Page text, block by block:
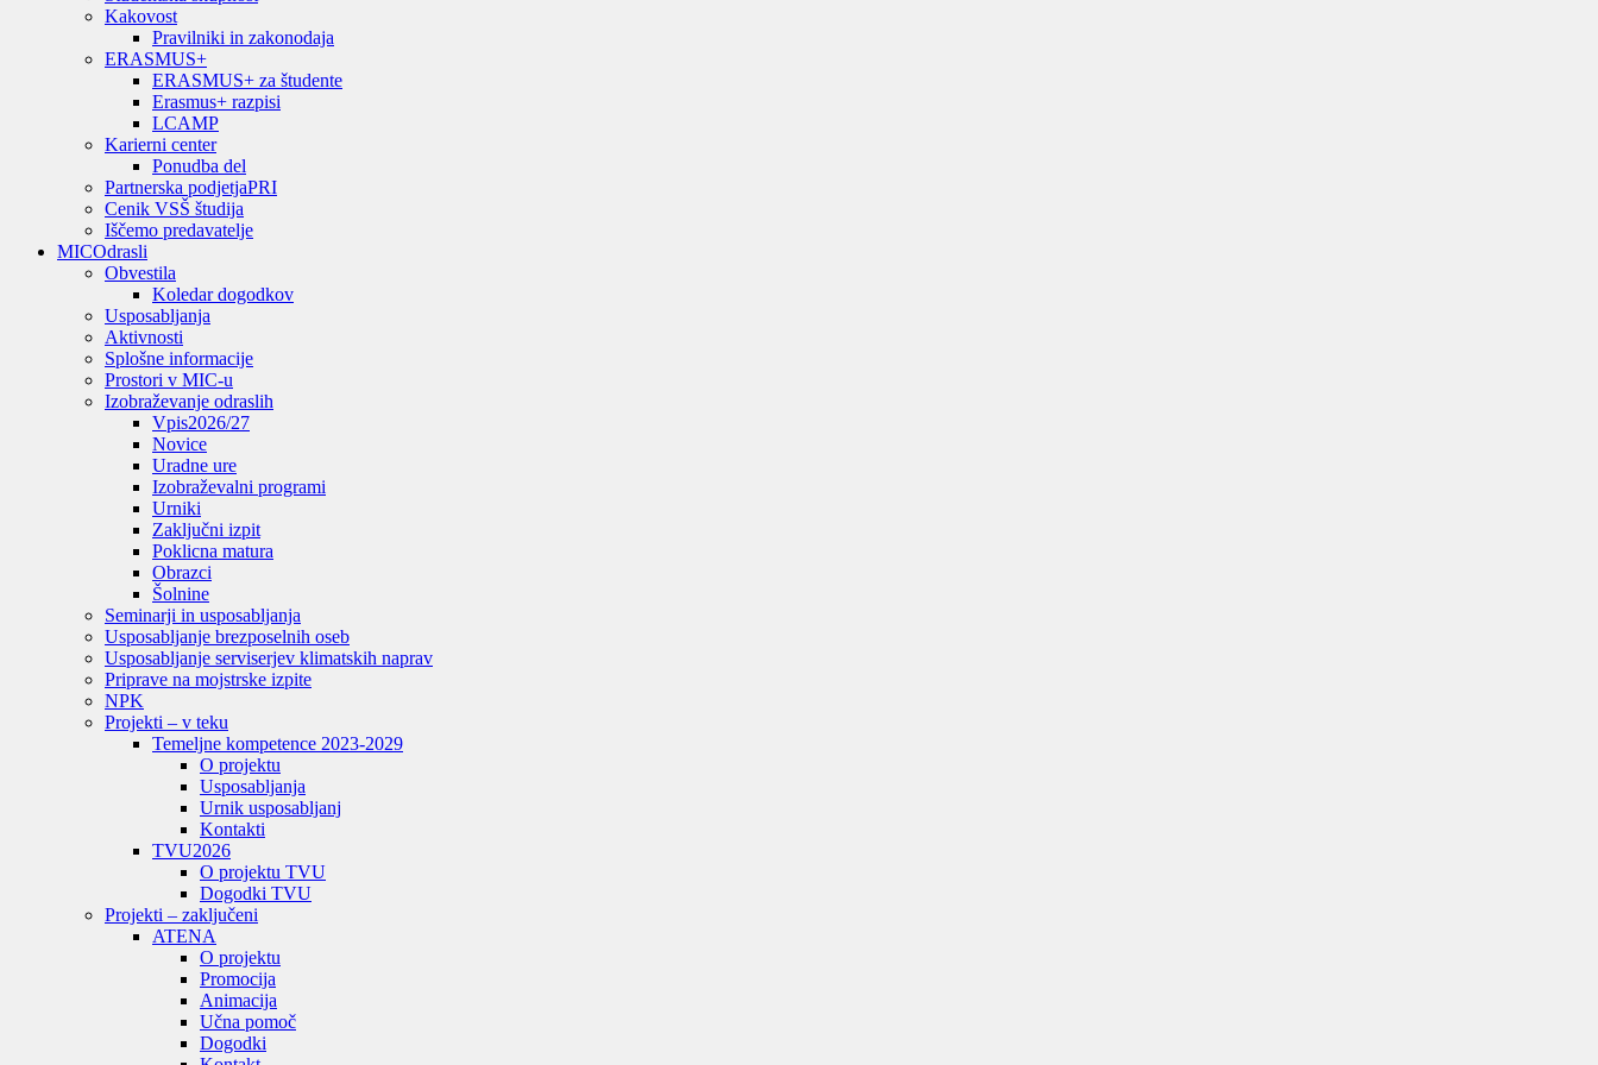
Kakovost
Pravilniki in zakonodaja
ERASMUS+
ERASMUS+ za študente
Erasmus+ razpisi
LCAMP
Karierni center
Ponudba del
Partnerska podjetjaPRI
Cenik VSŠ študija
Iščemo predavatelje
MICOdrasli
Obvestila
Koledar dogodkov
Usposabljanja
Aktivnosti
Splošne informacije
Prostori v MIC-u
Izobraževanje odraslih
Vpis2026/27
Novice
Uradne ure
Izobraževalni programi
Urniki
Zaključni izpit
Poklicna matura
Obrazci
Šolnine
Seminarji in usposabljanja
Usposabljanje brezposelnih oseb
Usposabljanje serviserjev klimatskih naprav
Priprave na mojstrske izpite
NPK
Projekti – v teku
Temeljne kompetence 2023-2029
O projektu
Usposabljanja
Urnik usposabljanj
Kontakti
TVU2026
O projektu TVU
Dogodki TVU
Projekti – zaključeni
ATENA
O projektu
Promocija
Animacija
Učna pomoč
Dogodki